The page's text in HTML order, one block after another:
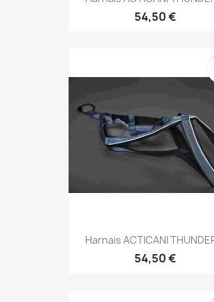
54,50 €
Harnais ACTICANI
54,50 €